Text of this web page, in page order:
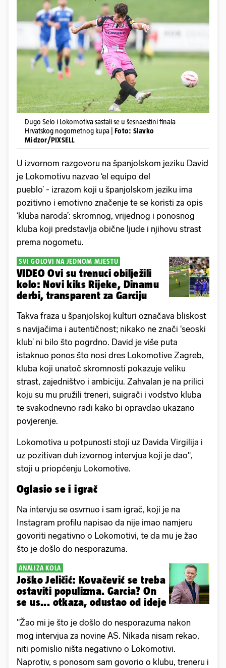
Dugo Selo i Lokomotiva sastali se u šesnaestini finala
Hrvatskog nogometnog kupa | Foto: Slavko
Midzor/PIXSELL
U izvornom razgovoru na španjolskom jeziku David
je Lokomotivu nazvao ‘el equipo del
pueblo’ - izrazom koji u španjolskom jeziku ima
pozitivno i emotivno značenje te se koristi za opis
‘kluba naroda’: skromnog, vrijednog i ponosnog
kluba koji predstavlja obične ljude i njihovu strast
prema nogometu.
SVI GOLOVI NA JEDNOM MJESTU
VIDEO Ovi su trenuci obilježili
kolo: Novi kiks Rijeke, Dinamu
derbi, transparent za Garciju
Takva fraza u španjolskoj kulturi označava bliskost
s navijačima i autentičnost; nikako ne znači ‘seoski
klub’ ni bilo što pogrdno. David je više puta
istaknuo ponos što nosi dres Lokomotive Zagreb,
kluba koji unatoč skromnosti pokazuje veliku
strast, zajedništvo i ambiciju. Zahvalan je na prilici
koju su mu pružili treneri, suigrači i vodstvo kluba
te svakodnevno radi kako bi opravdao ukazano
povjerenje.
Lokomotiva u potpunosti stoji uz Davida Virgilija i
uz pozitivan duh izvornog intervjua koji je dao",
stoji u priopćenju Lokomotive.
Oglasio se i igrač
Na intervju se osvrnuo i sam igrač, koji je na
Instagram profilu napisao da nije imao namjeru
govoriti negativno o Lokomotivi, te da mu je žao
što je došlo do nesporazuma.
ANALIZA KOLA
Joško Jeličić: Kovačević se treba
ostaviti populizma. Garcia? On
se us... otkaza, odustao od ideje
"Žao mi je što je došlo do nesporazuma nakon
mog intervjua za novine AS. Nikada nisam rekao,
niti pomislio ništa negativno o Lokomotivi.
Naprotiv, s ponosom sam govorio o klubu, treneru i